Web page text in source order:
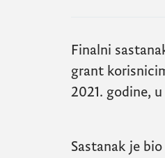
Finalni
grant
2021. godine,
Sastanak je